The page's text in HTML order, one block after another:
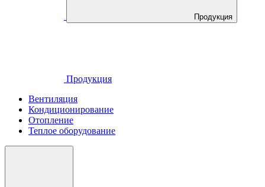
Продукция
Продукция
Вентиляция
Кондиционирование
Отопление
Теплое оборудование